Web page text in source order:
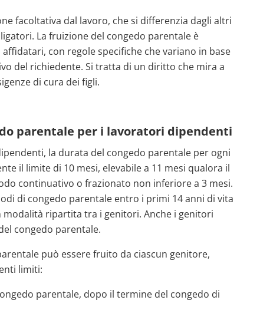
facoltativa dal lavoro, che si differenzia dagli altri
La fruizione del congedo parentale è
con regole specifiche che variano in base
del richiedente. Si tratta di un diritto che mira a
di cura dei figli.
parentale per i lavoratori dipendenti
la durata del congedo parentale per ogni
il limite di 10 mesi, elevabile a 11 mesi qualora il
continuativo o frazionato non inferiore a 3 mesi.
di congedo parentale entro i primi 14 anni di vita
modalità ripartita tra i genitori. Anche i genitori
congedo parentale.
può essere fruito da ciascun genitore,
limiti:
parentale, dopo il termine del congedo di